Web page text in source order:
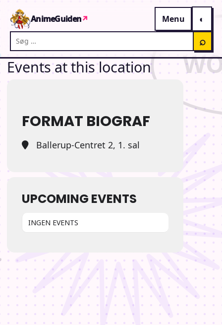
AnimeGuiden↗
Menu
Søg på AnimeGuiden
⌕
Events at this location
FORMAT BIOGRAF
Ballerup-Centret 2, 1. sal
UPCOMING EVENTS
INGEN EVENTS